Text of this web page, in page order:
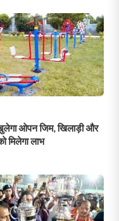
ओपन जिम, खिलाड़ी और
मिलेगा लाभ